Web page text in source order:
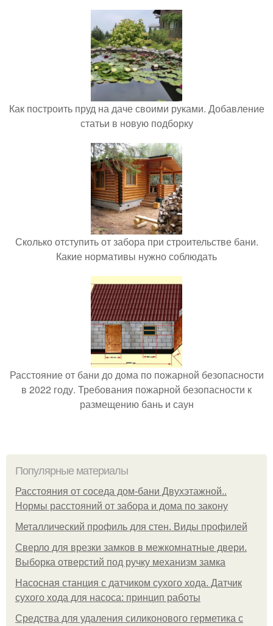
Как построить пруд на даче своими руками. Добавление
статьи в новую подборку
Сколько отступить от забора при строительстве бани.
Какие нормативы нужно соблюдать
Расстояние от бани до дома по пожарной безопасности
в 2022 году. Требования пожарной безопасности к
размещению бань и саун
Популярные материалы
Расстояния от соседа дом-бани Двухэтажной..
Нормы расстояний от забора и дома по закону
Металлический профиль для стен. Виды профилей
Сверло для врезки замков в межкомнатные двери.
Выборка отверстий под ручку механизм замка
Насосная станция с датчиком сухого хода. Датчик
сухого хода для насоса: принцип работы
Средства для удаления силиконового герметика с